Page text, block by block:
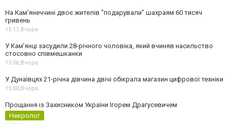
На Камʼянеччині двоє жителів "подарували" шахраям 60 тисяч
гривень
15:11,Вчора
У Камʼянці засудили 28-річного чоловіка, який вчиняв насильство
стосовно співмешканки
15:06,Вчора
У Дунаївцях 21-річна дівчина двічі обікрала магазин цифрової техніки
15:00,Вчора
Прощання із Захисником України Ігорем Драгусевичем
Некролог